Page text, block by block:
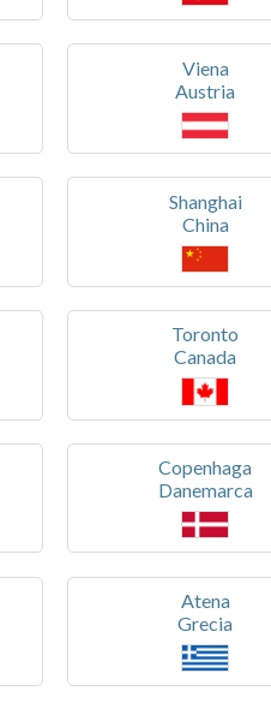
Viena
Austria
Shanghai
China
Toronto
Canada
Copenhaga
Danemarca
Atena
Grecia